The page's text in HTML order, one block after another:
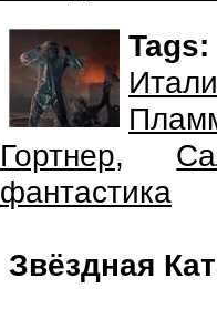
Tags:
Гортнер,
фантастика
Звёздная